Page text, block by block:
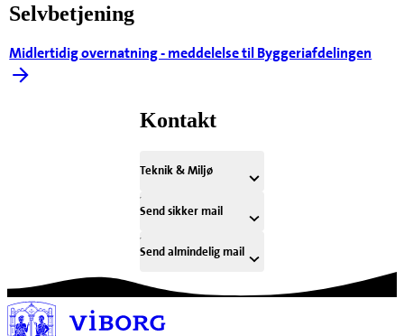
Selvbetjening
Midlertidig overnatning - meddelelse til Byggeriafdelingen
Kontakt
Teknik & Miljø
Send sikker mail
Send almindelig mail